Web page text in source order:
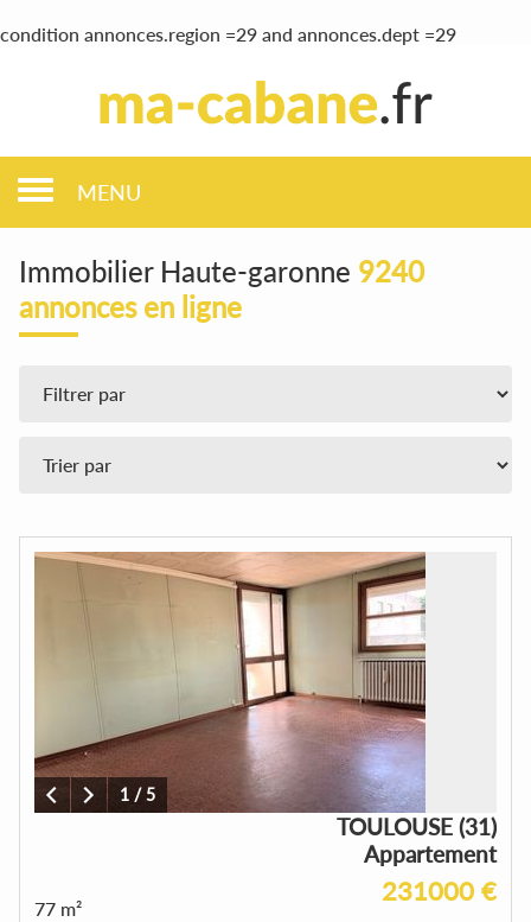
condition annonces.region =29 and annonces.dept =29
MENU
Immobilier Haute-garonne 9240
annonces en ligne
1 /5
TOULOUSE (31)
Appartement
231000 €
77 m²